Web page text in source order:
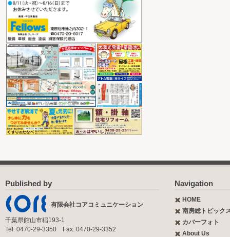
Published by
有限会社コアコミュニケーション
千葉県館山市稲193-1
Tel: 0470-29-3350 Fax: 0470-29-3352
Navigation
HOME
南房総トピック
カバーフォト
About Us